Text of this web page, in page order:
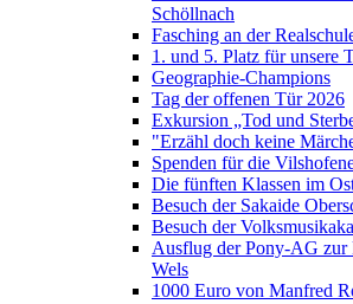
Schöllnach
Fasching an der
1. und 5. Platz für unsere
Geographie-Champions
Tag der offenen Tür 2026
Exkursion „Tod und
"Erzähl doch keine
Spenden für die
Die fünften Klassen im
Besuch der Sakaide
Besuch der
Ausflug der Pony-AG zur
Wels
1000 Euro von Manfred